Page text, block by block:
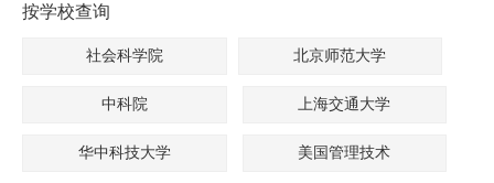
按学校查询
社会科学院 北京师范大学
中科院 上海交通大学
华中科技大学 美国管理技术